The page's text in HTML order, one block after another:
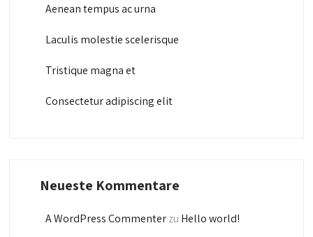
Aenean tempus ac urna
Laculis molestie scelerisque
Tristique magna et
Consectetur adipiscing elit
Neueste Kommentare
A WordPress Commenterzu Hello world!